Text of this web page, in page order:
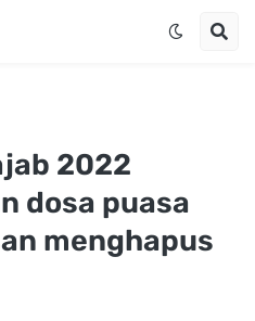
2022
dosa puasa
menghapus